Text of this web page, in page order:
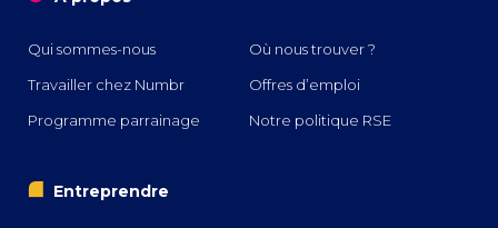
Qui sommes-nous
Où nous trouver ?
Travailler chez Numbr
Offres d’emploi
Programme parrainage
Notre politique RSE
i Entreprendre